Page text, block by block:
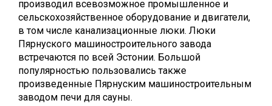
производил всевозможное промышленное и
сельскохозяйственное оборудование и двигатели,
в том числе канализационные люки. Люки
Пярнуского машиностроительного завода
встречаются по всей Эстонии. Большой
популярностью пользовались также
произведенные Пярнуским машиностроительным
заводом печи для сауны.